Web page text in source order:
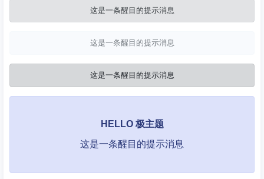
这是一条醒目的提示消息
这是一条醒目的提示消息
这是一条醒目的提示消息
HELLO 极主题
这是一条醒目的提示消息